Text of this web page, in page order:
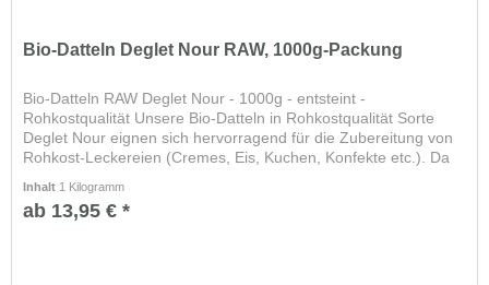
Bio-Datteln Deglet Nour RAW, 1000g-Packung
Bio-Datteln RAW Deglet Nour - 1000g - entsteint -
Rohkostqualität Unsere Bio-Datteln in Rohkostqualität Sorte
Deglet Nour eignen sich hervorragend für die Zubereitung von
Rohkost-Leckereien (Cremes, Eis, Kuchen, Konfekte etc.). Da
Inhalt 1 Kilogramm
ab 13,95 € *